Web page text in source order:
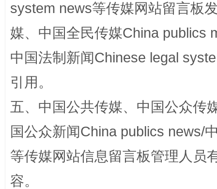
扯下公款旅游的“隐身衣” 如何以
system news等传媒网站留言板
媒、中国全民传媒China publics
中国法制新闻Chinese legal
引用。
五、中国公共传媒、中国公众传
国公众新闻China publics news/
等传媒网站信息留言板管理人员
容。